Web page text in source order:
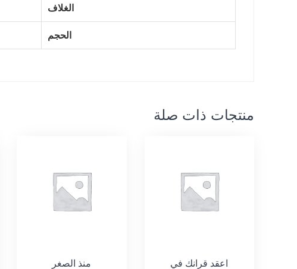
الغلاف
الحجم
منتجات ذات صلة
اعقد قرانك في
منذ الصغر